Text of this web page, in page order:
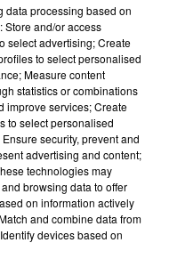
Demorieux afin
des piétons à l’île
data processing based on
Store and/or access
select advertising; Create
to select personalised
Measure content
statistics or combinations
improve services; Create
to select personalised
security, prevent and
advertising and content;
technologies may
browsing data to offer
on information actively
and combine data from
devices based on